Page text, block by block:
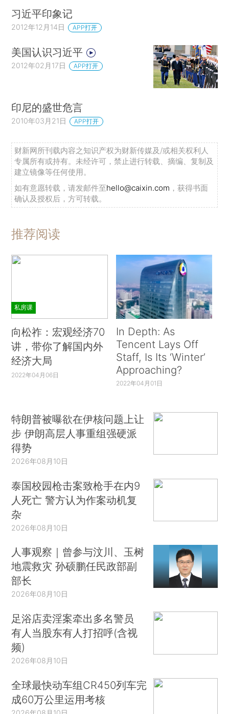
习近平印象记
2012年12月14日 APP打开
美国认识习近平
2012年02月17日 APP打开
印尼的盛世危言
2010年03月21日 APP打开
财新网所刊载内容之知识产权为财新传媒及/或相关权利人
专属所有或持有。未经许可，禁止进行转载、摘编、复制及
建立镜像等任何使用。
如有意愿转载，请发邮件至hello@caixin.com ，获得书面
确认及授权后，方可转载。
推荐阅读
私房课
向松祚：宏观经济70
讲，带你了解国内外
经济大局
2022年04月06日
In Depth: As
Tencent Lays Off
Staff, Is Its ‘Winter’
Approaching?
2022年04月01日
特朗普被曝欲在伊核问题上让
步 伊朗高层人事重组强硬派
得势
2026年08月10日
泰国校园枪击案致枪手在内9
人死亡 警方认为作案动机复
杂
2026年08月10日
人事观察｜曾参与汶川、玉树
地震救灾 孙硕鹏任民政部副
部长
2026年08月10日
足浴店卖淫案牵出多名警员
有人当股东有人打招呼(含视
频)
2026年08月10日
全球最快动车组CR450列车完
成60万公里运用考核